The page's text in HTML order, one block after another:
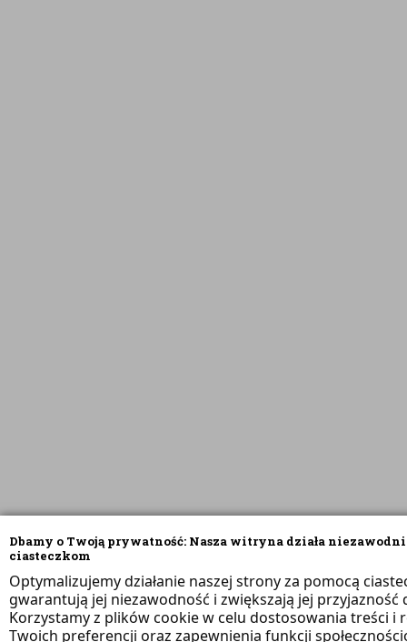
Dbamy o Twoją prywatność: Nasza witryna działa
ciasteczkom
Optymalizujemy działanie naszej strony za pomocą
gwarantują jej niezawodność i zwiększają jej przyjazność
Korzystamy z plików cookie w celu dostosowania treści i
Twoich preferencji oraz zapewnienia funkcji